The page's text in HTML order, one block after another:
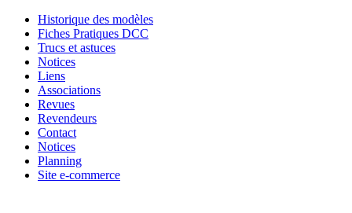
Historique des modèles
Fiches Pratiques DCC
Trucs et astuces
Notices
Liens
Associations
Revues
Revendeurs
Contact
Notices
Planning
Site e-commerce